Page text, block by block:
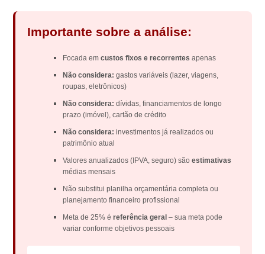
Importante sobre a análise:
Focada emcustos fixos e recorrentes apenas
Não considera: gastos variáveis (lazer, viagens,
roupas, eletrônicos)
Não considera: dívidas, financiamentos de longo
prazo (imóvel), cartão de crédito
Não considera: investimentos já realizados ou
patrimônio atual
Valores anualizados (IPVA, seguro) sãoestimativas
médias mensais
Não substitui planilha orçamentária completa ou
planejamento financeiro profissional
Meta de 25% éreferência geral– sua meta pode
variar conforme objetivos pessoais